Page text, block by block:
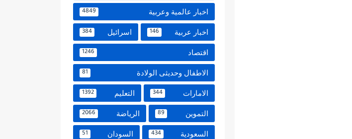
اخبار عالمية وعربية 4849
اخبار عربية 146 اسرائيل 384
اقتصاد 1246
الاطفال وحديثى الولادة 81
الامارات 344 التعليم 1392
التموين 89 الرياضة 2066
السعودية 434 السودان 51